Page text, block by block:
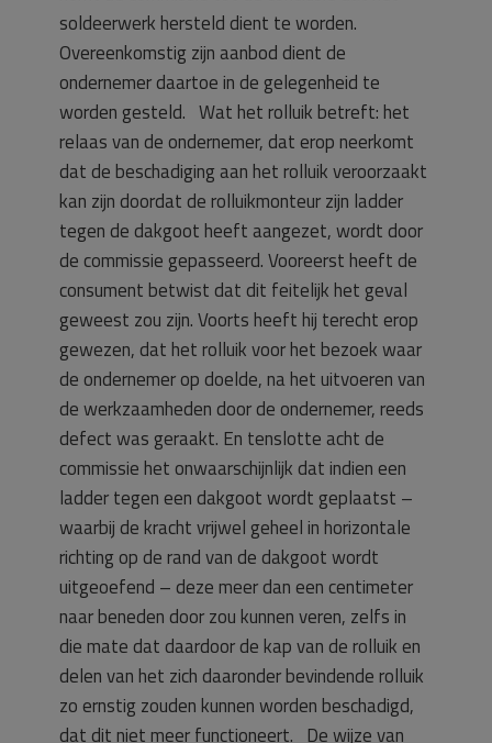
soldeerwerk hersteld dient te worden.
Overeenkomstig zijn aanbod dient de
ondernemer daartoe in de gelegenheid te
worden gesteld. Wat het rolluik betreft: het
relaas van de ondernemer, dat erop neerkomt
dat de beschadiging aan het rolluik veroorzaakt
kan zijn doordat de rolluikmonteur zijn ladder
tegen de dakgoot heeft aangezet, wordt door
de commissie gepasseerd. Vooreerst heeft de
consument betwist dat dit feitelijk het geval
geweest zou zijn. Voorts heeft hij terecht erop
gewezen, dat het rolluik voor het bezoek waar
de ondernemer op doelde, na het uitvoeren van
de werkzaamheden door de ondernemer, reeds
defect was geraakt. En tenslotte acht de
commissie het onwaarschijnlijk dat indien een
ladder tegen een dakgoot wordt geplaatst –
waarbij de kracht vrijwel geheel in horizontale
richting op de rand van de dakgoot wordt
uitgeoefend – deze meer dan een centimeter
naar beneden door zou kunnen veren, zelfs in
die mate dat daardoor de kap van de rolluik en
delen van het zich daaronder bevindende rolluik
zo ernstig zouden kunnen worden beschadigd,
dat dit niet meer functioneert. De wijze van